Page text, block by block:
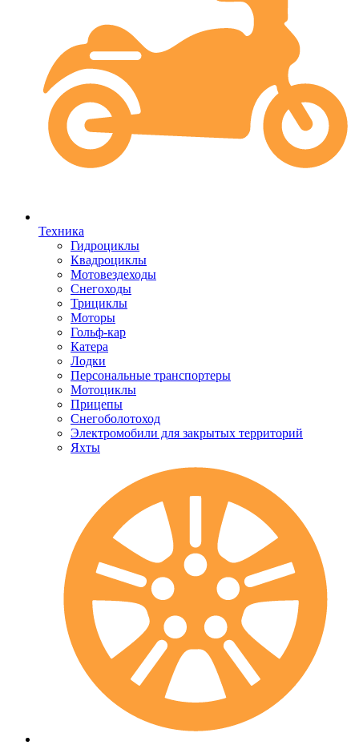
Техника
Гидроциклы
Квадроциклы
Мотовездеходы
Снегоходы
Трициклы
Моторы
Гольф-кар
Катера
Лодки
Персональные транспортеры
Мотоциклы
Прицепы
Снегоболотоход
Электромобили для закрытых территорий
Яхты